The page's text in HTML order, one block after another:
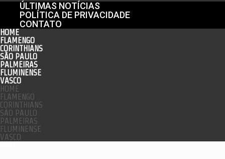
ÚLTIMAS NOTÍCIAS
POLÍTICA DE PRIVACIDADE
CONTATO
HOME
FLAMENGO
CORINTHIANS
SÃO PAULO
PALMEIRAS
FLUMINENSE
VASCO
HOME
FLAMENGO
CORINTHIANS
SÃO PAULO
PALMEIRAS
FLUMINENSE
VASCO